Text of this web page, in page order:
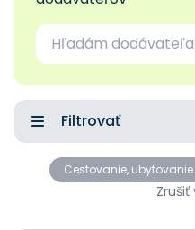
Filtrovať
Cestovanie,